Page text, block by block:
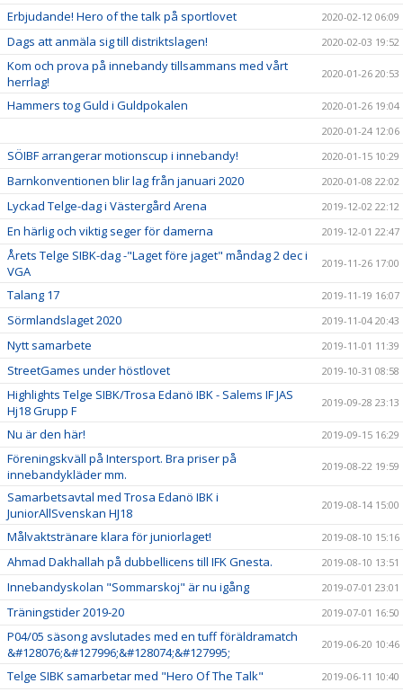
Erbjudande! Hero of the talk på sportlovet 2020-02-12 06:09
Dags att anmäla sig till distriktslagen! 2020-02-03 19:52
Kom och prova på innebandy tillsammans med vårt
herrlag!
2020-01-26 20:53
Hammers tog Guld i Guldpokalen
2020-01-26 19:04
2020-01-24 12:06
SÖIBF arrangerar motionscup i innebandy! 2020-01-15 10:29
Barnkonventionen blir lag från januari 2020 2020-01-08 22:02
Lyckad Telge-dag i Västergård Arena 2019-12-02 22:12
En härlig och viktig seger för damerna 2019-12-01 22:47
Årets Telge SIBK-dag -"Laget före jaget" måndag 2 dec i
VGA
2019-11-26 17:00
Talang 17 2019-11-19 16:07
Sörmlandslaget 2020 2019-11-04 20:43
Nytt samarbete 2019-11-01 11:39
StreetGames under höstlovet 2019-10-31 08:58
Highlights Telge SIBK/Trosa Edanö IBK - Salems IF JAS
Hj18 Grupp F
2019-09-28 23:13
Nu är den här! 2019-09-15 16:29
Föreningskväll på Intersport. Bra priser på
innebandykläder mm.
2019-08-22 19:59
Samarbetsavtal med Trosa Edanö IBK i
JuniorAllSvenskan HJ18
2019-08-14 15:00
Målvaktstränare klara för juniorlaget! 2019-08-10 15:16
Ahmad Dakhallah på dubbellicens till IFK Gnesta. 2019-08-10 13:51
Innebandyskolan "Sommarskoj" är nu igång 2019-07-01 23:01
Träningstider 2019-20 2019-07-01 16:50
P04/05 säsong avslutades med en tuff föräldramatch
&#128076;&#127996;&#128074;&#127995;
2019-06-20 10:46
Telge SIBK samarbetar med "Hero Of The Talk" 2019-06-11 10:40